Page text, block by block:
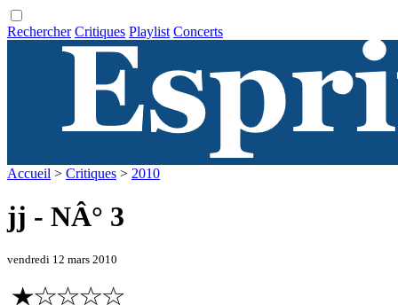
Rechercher Critiques Playlist Concerts
Accueil > Critiques > 2010
jj - NÂ° 3
vendredi 12 mars 2010